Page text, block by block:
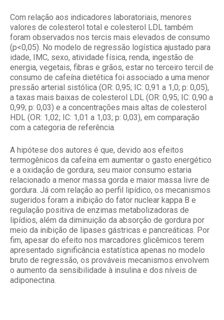
Com relação aos indicadores laboratoriais, menores
valores de colesterol total e colesterol LDL também
foram observados nos tercis mais elevados de consumo
(p<0,05). No modelo de regressão logística ajustado para
idade, IMC, sexo, atividade física, renda, ingestão de
energia, vegetais, fibras e grãos, estar no terceiro tercil de
consumo de cafeína dietética foi associado a uma menor
pressão arterial sistólica (OR: 0,95; IC: 0,91 a 1,0; p: 0,05),
a taxas mais baixas de colesterol LDL (OR: 0,95; IC: 0,90 a
0,99; p: 0,03) e a concentrações mais altas de colesterol
HDL (OR: 1,02; IC: 1,01 a 1,03; p: 0,03), em comparação
com a categoria de referência.
A hipótese dos autores é que, devido aos efeitos
termogênicos da cafeína em aumentar o gasto energético
e a oxidação de gordura, seu maior consumo estaria
relacionado a menor massa gorda e maior massa livre de
gordura. Já com relação ao perfil lipídico, os mecanismos
sugeridos foram a inibição do fator nuclear kappa B e
regulação positiva de enzimas metabolizadoras de
lipídios, além da diminuição da absorção de gordura por
meio da inibição de lipases gástricas e pancreáticas. Por
fim, apesar do efeito nos marcadores glicêmicos terem
apresentado significância estatística apenas no modelo
bruto de regressão, os prováveis mecanismos envolvem
o aumento da sensibilidade à insulina e dos níveis de
adiponectina.